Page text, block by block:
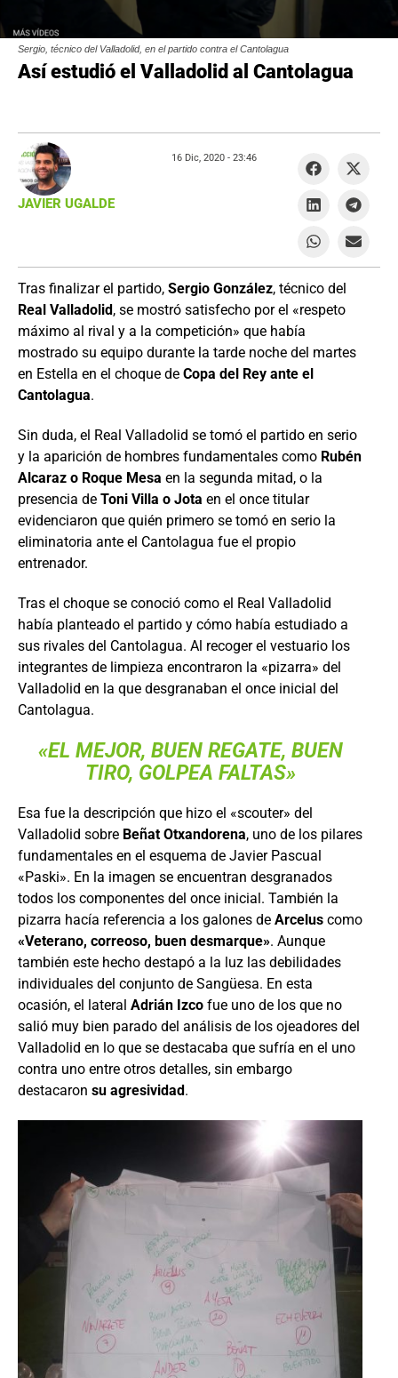
Sergio, técnico del Valladolid, en el partido contra el Cantolagua
Así estudió el Valladolid al Cantolagua
Tras finalizar el partido, Sergio González, técnico del
Real Valladolid, se mostró satisfecho por el «respeto
máximo al rival y a la competición» que había
mostrado su equipo durante la tarde noche del martes
en Estella en el choque de Copa del Rey ante el
Cantolagua.
Sin duda, el Real Valladolid se tomó el partido en serio
y la aparición de hombres fundamentales como Rubén
Alcaraz o Roque Mesa en la segunda mitad, o la
presencia de Toni Villa o Jota en el once titular
evidenciaron que quién primero se tomó en serio la
eliminatoria ante el Cantolagua fue el propio
entrenador.
Tras el choque se conoció como el Real Valladolid
había planteado el partido y cómo había estudiado a
sus rivales del Cantolagua. Al recoger el vestuario los
integrantes de limpieza encontraron la «pizarra» del
Valladolid en la que desgranaban el once inicial del
Cantolagua.
«EL MEJOR, BUEN REGATE, BUEN
TIRO, GOLPEA FALTAS»
Esa fue la descripción que hizo el «scouter» del
Valladolid sobre Beñat Otxandorena, uno de los pilares
fundamentales en el esquema de Javier Pascual
«Paski». En la imagen se encuentran desgranados
todos los componentes del once inicial. También la
pizarra hacía referencia a los galones de Arcelus como
«Veterano, correoso, buen desmarque». Aunque
también este hecho destapó a la luz las debilidades
individuales del conjunto de Sangüesa. En esta
ocasión, el lateral Adrián Izco fue uno de los que no
salió muy bien parado del análisis de los ojeadores del
Valladolid en lo que se destacaba que sufría en el uno
contra uno entre otros detalles, sin embargo
destacaron su agresividad.
JAVIER UGALDE
16 Dic, 2020 - 23:46